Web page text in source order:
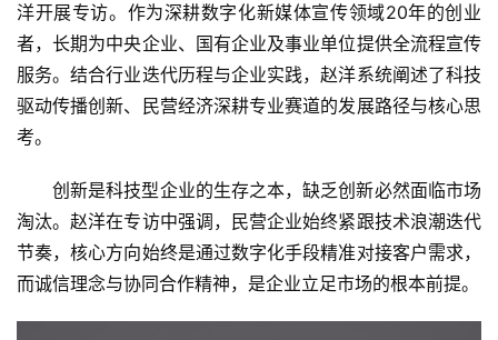
洋开展专访。作为深耕数字化新媒体宣传领域20年的创业
者，长期为中央企业、国有企业及事业单位提供全流程宣传
服务。结合行业迭代历程与企业实践，赵洋系统阐述了科技
驱动传播创新、民营经济深耕专业赛道的发展路径与核心思
考。
创新是科技型企业的生存之本，缺乏创新必然面临市场
淘汰。赵洋在专访中强调，民营企业始终紧跟技术浪潮迭代
节奏，核心方向始终是通过数字化手段精准对接客户需求，
而诚信理念与协同合作精神，是企业立足市场的根本前提。